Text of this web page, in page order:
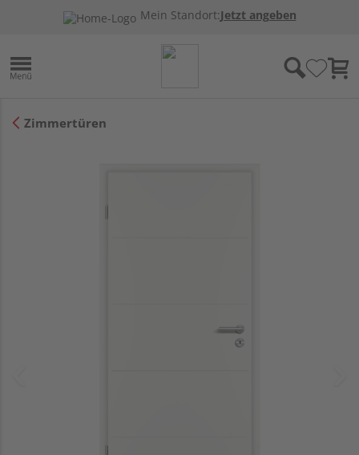
Mein Standort:Jetzt angeben
Zimmertüren